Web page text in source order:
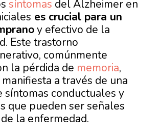
síntomas del Alzheimer en
es crucial para un
y efectivo de la
Este trastorno
comúnmente
la pérdida de memoria,
a través de una
síntomas conductuales y
que pueden ser señales
la enfermedad.